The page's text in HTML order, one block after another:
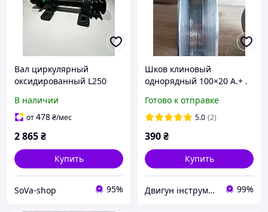
Вал циркулярный
оксидированный L250
В наличии
от478₴/мес
2 865₴
Купить
SoVa-shop 95%
Шков клиновый
однорядный 100×20 А.+ .
электродвигателя,
станков и оборудования
Готово к отправке
5.0 (2)
390₴
Купить
Двигун інструмент 99%